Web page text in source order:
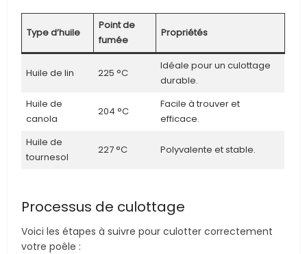
Type d’huile
Point de
fumée
Propriétés
Huile de lin 225 °C
Idéale pour un culottage
durable.
Huile de
canola
204 °C
Facile à trouver et
efficace.
Huile de
tournesol
227 °C Polyvalente et stable.
Processus de culottage
Voici les étapes à suivre pour culotter correctement
votre poêle :